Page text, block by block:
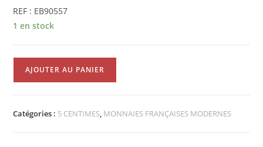
REF : EB90557
1 en stock
Centimes
AJOUTER AU PANIER
Catégories : 5 CENTIMES, MONNAIES FRANÇAISES MODERNES